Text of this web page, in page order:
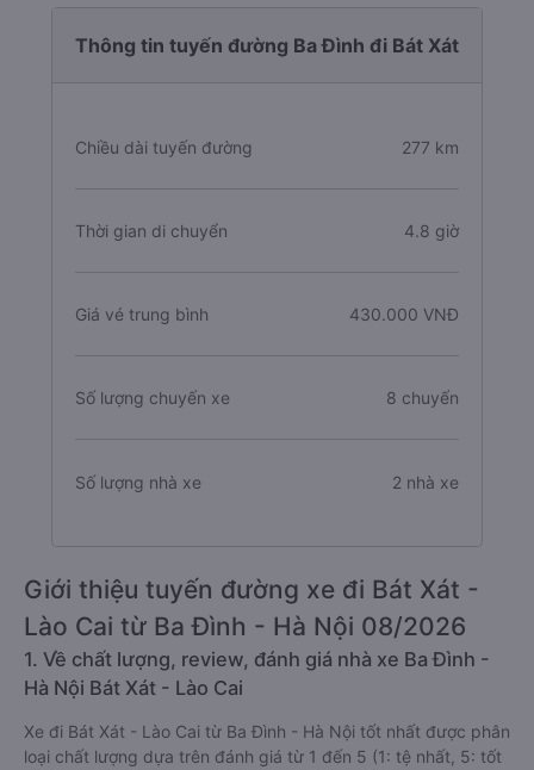
Thông tin tuyến đường Ba Đình đi Bát Xát
Chiều dài tuyến đường 277 km
Thời gian di chuyển 4.8 giờ
Giá vé trung bình 430.000 VNĐ
Số lượng chuyến xe 8 chuyến
Số lượng nhà xe 2 nhà xe
Giới thiệu tuyến đường xe đi Bát Xát -
Lào Cai từ Ba Đình - Hà Nội 08/2026
1. Về chất lượng, review, đánh giá nhà xe Ba Đình -
Hà Nội Bát Xát - Lào Cai
Xe đi Bát Xát - Lào Cai từ Ba Đình - Hà Nội tốt nhất được phân
loại chất lượng dựa trên đánh giá từ 1 đến 5 (1: tệ nhất, 5: tốt